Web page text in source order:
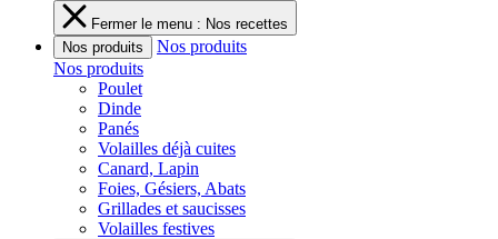
Fermer le menu : Nos recettes
Nos produits
Nos produits
Nos produits
Poulet
Dinde
Panés
Volailles déjà cuites
Canard, Lapin
Foies, Gésiers, Abats
Grillades et saucisses
Volailles festives